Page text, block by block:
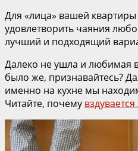
Для «лица» вашей
удовлетворить чаяния
лучший и подходящий
Далеко не ушла и любимая
было же, признавайтесь?
именно на кухне мы
Читайте, почему